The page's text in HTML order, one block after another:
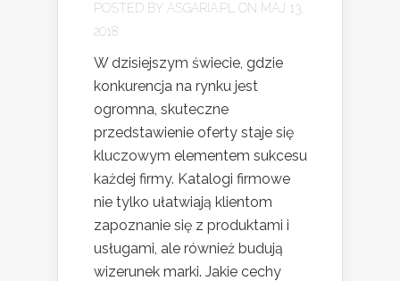
POSTED BY ASGARIA.PL
ON MAJ 13,
2018
W dzisiejszym świecie, gdzie
konkurencja na rynku jest
ogromna, skuteczne
przedstawienie oferty staje się
kluczowym elementem sukcesu
każdej firmy. Katalogi firmowe
nie tylko ułatwiają klientom
zapoznanie się z produktami i
usługami, ale również budują
wizerunek marki. Jakie cechy